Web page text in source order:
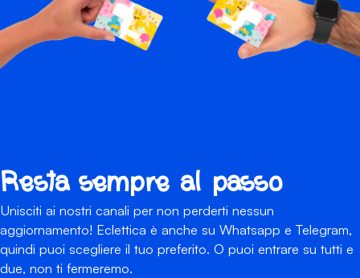
Resta sempre al passo
Unisciti ai nostri canali per non perderti nessun
aggiornamento! Eclettica è anche su Whatsapp e Telegram,
quindi puoi scegliere il tuo preferito. O puoi entrare su tutti e
due, non ti fermeremo.